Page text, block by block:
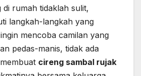
rumah tidaklah sulit,
langkah-langkah yang
mencoba camilan yang
pedas-manis, tidak ada
cireng sambal rujak